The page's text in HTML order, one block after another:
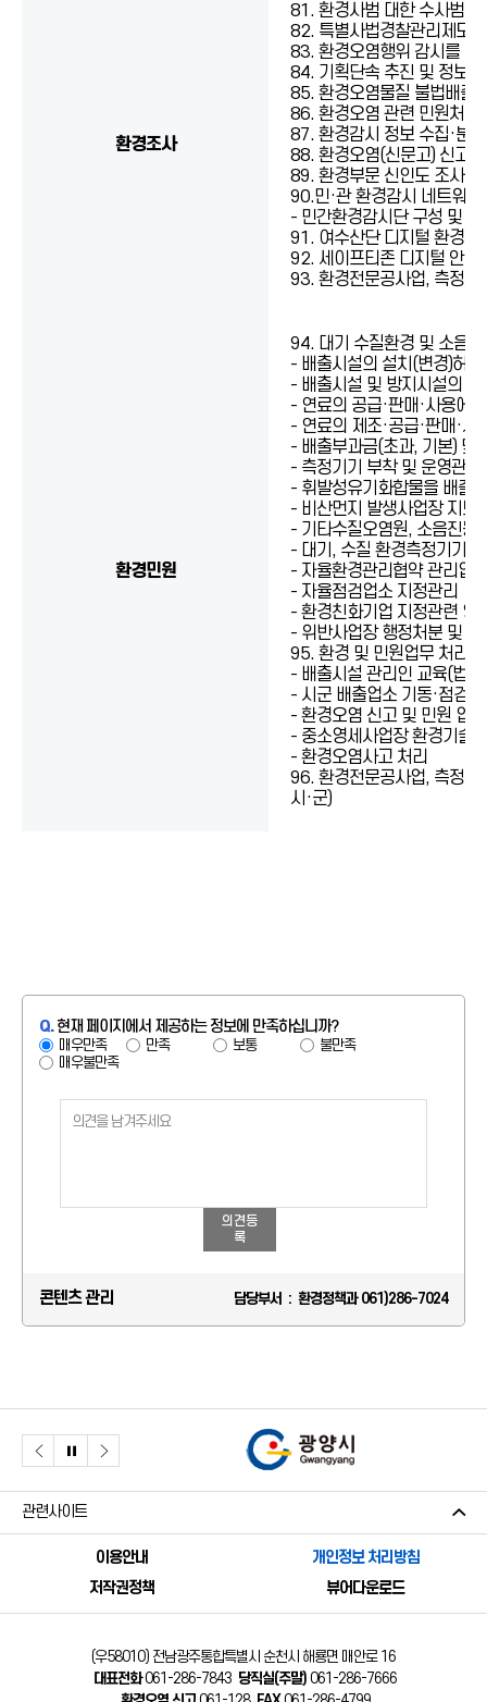
환경조사
81. 환경사범 대한 수사범죄
82. 특별사법경찰관리제도
83. 환경오염행위 감시를 위
84. 기획단속 추진 및 정보
85. 환경오염물질 불법배출
86. 환경오염 관련 민원처리
87. 환경감시 정보 수집·분석
88. 환경오염(신문고) 신고
89. 환경부문 신인도 조사에
90.민·관 환경감시 네트워크
- 민간환경감시단 구성 및 환
91. 여수산단 디지털 환경안
92. 세이프티존 디지털 안전
93. 환경전문공사업, 측정대
환경민원
94. 대기 수질환경 및 소음·
- 배출시설의 설치(변경)허
- 배출시설 및 방지시설의
- 연료의 공급·판매·사용에
- 연료의 제조·공급·판매·
- 배출부과금(초과, 기본) 및
- 측정기기 부착 및 운영관리
- 휘발성유기화합물을 배출
- 비산먼지 발생사업장 지도
- 기타수질오염원, 소음진동
- 대기, 수질 환경측정기기
- 자율환경관리협약 관리업무
- 자율점검업소 지정관리
- 환경친화기업 지정관련 영
- 위반사업장 행정처분 및 과
95. 환경 및 민원업무 처리(
- 배출시설 관리인 교육(법정
- 시군 배출업소 기동·점검
- 환경오염 신고 및 민원 업무
- 중소영세사업장 환경기술
- 환경오염사고 처리
96. 환경전문공사업, 측정대
시·군)
Q.현재 페이지에서 제공하는 정보에 만족하십니까?
매우만족 만족 보통
불만족
매우불만족
의견등
록
콘텐츠 관리 담당부서 : 환경정책과 061)286-7024
이용안내
개인정보 처리방침
저작권정책
뷰어다운로드
관련사이트
(우58010) 전남광주통합특별시 순천시 해룡면 매안로 16
대표전화061-286-7843 당직실(주말) 061-286-7666